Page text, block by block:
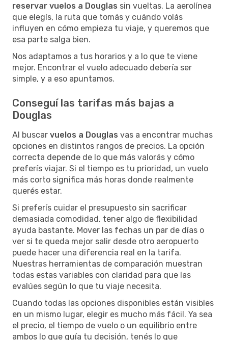
reservar vuelos a Douglas sin vueltas. La aerolínea
que elegís, la ruta que tomás y cuándo volás
influyen en cómo empieza tu viaje, y queremos que
esa parte salga bien.
Nos adaptamos a tus horarios y a lo que te viene
mejor. Encontrar el vuelo adecuado debería ser
simple, y a eso apuntamos.
Conseguí las tarifas más bajas a
Douglas
Al buscar vuelos a Douglas vas a encontrar muchas
opciones en distintos rangos de precios. La opción
correcta depende de lo que más valorás y cómo
preferís viajar. Si el tiempo es tu prioridad, un vuelo
más corto significa más horas donde realmente
querés estar.
Si preferís cuidar el presupuesto sin sacrificar
demasiada comodidad, tener algo de flexibilidad
ayuda bastante. Mover las fechas un par de días o
ver si te queda mejor salir desde otro aeropuerto
puede hacer una diferencia real en la tarifa.
Nuestras herramientas de comparación muestran
todas estas variables con claridad para que las
evalúes según lo que tu viaje necesita.
Cuando todas las opciones disponibles están visibles
en un mismo lugar, elegir es mucho más fácil. Ya sea
el precio, el tiempo de vuelo o un equilibrio entre
ambos lo que guía tu decisión, tenés lo que